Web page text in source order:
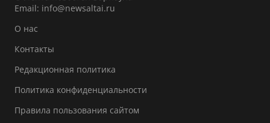
Email: info@newsaltai.ru
О нас
Контакты
Редакционная политика
Политика конфиденциальности
Правила пользования сайтом